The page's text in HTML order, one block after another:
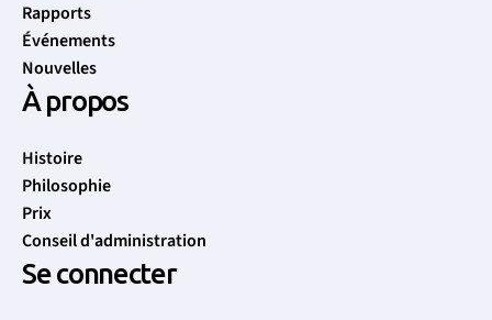
Rapports
Événements
Nouvelles
À propos
Histoire
Philosophie
Prix
Conseil d'administration
Se connecter
Let's talk clean water / Parlons de l'eau potable